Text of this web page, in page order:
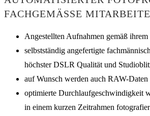
FACHGEMÄSSE
Angestellten Aufnahmen gemäß
selbstständig angefertigte
höchster DSLR Qualität und
auf Wunsch werden auch RAW-Daten
optimierte Durchlaufgeschwindigkeit
in einem kurzen Zeitrahmen